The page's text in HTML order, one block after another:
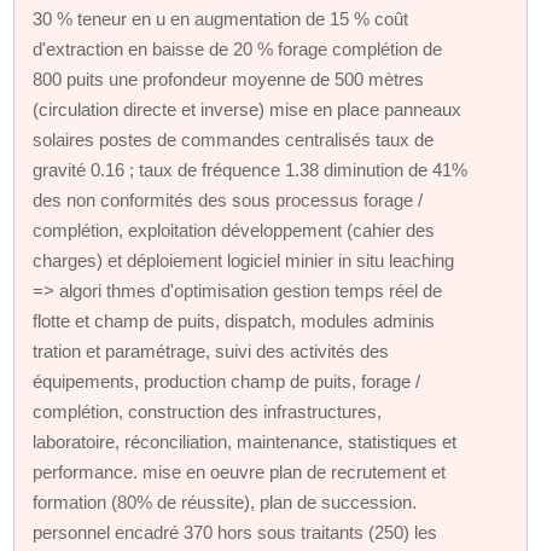
30 % teneur en u en augmentation de 15 % coût
d'extraction en baisse de 20 % forage complétion de
800 puits une profondeur moyenne de 500 mètres
(circulation directe et inverse) mise en place panneaux
solaires postes de commandes centralisés taux de
gravité 0.16 ; taux de fréquence 1.38 diminution de 41%
des non conformités des sous processus forage /
complétion, exploitation développement (cahier des
charges) et déploiement logiciel minier in situ leaching
=> algori thmes d'optimisation gestion temps réel de
flotte et champ de puits, dispatch, modules adminis
tration et paramétrage, suivi des activités des
équipements, production champ de puits, forage /
complétion, construction des infrastructures,
laboratoire, réconciliation, maintenance, statistiques et
performance. mise en oeuvre plan de recrutement et
formation (80% de réussite), plan de succession.
personnel encadré 370 hors sous traitants (250) les